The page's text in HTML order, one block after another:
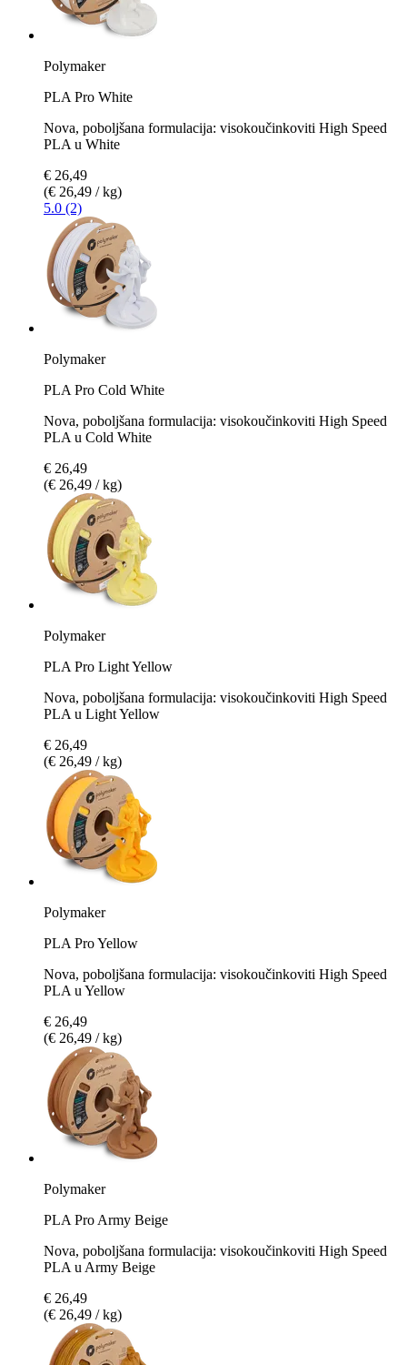
Polymaker
PLA Pro White
Nova, poboljšana formulacija: visokoučinkoviti High Speed
PLA u White
€ 26,49
(€ 26,49 / kg)
5.0 (2)
Polymaker
PLA Pro Cold White
Nova, poboljšana formulacija: visokoučinkoviti High Speed
PLA u Cold White
€ 26,49
(€ 26,49 / kg)
Polymaker
PLA Pro Light Yellow
Nova, poboljšana formulacija: visokoučinkoviti High Speed
PLA u Light Yellow
€ 26,49
(€ 26,49 / kg)
Polymaker
PLA Pro Yellow
Nova, poboljšana formulacija: visokoučinkoviti High Speed
PLA u Yellow
€ 26,49
(€ 26,49 / kg)
Polymaker
PLA Pro Army Beige
Nova, poboljšana formulacija: visokoučinkoviti High Speed
PLA u Army Beige
€ 26,49
(€ 26,49 / kg)